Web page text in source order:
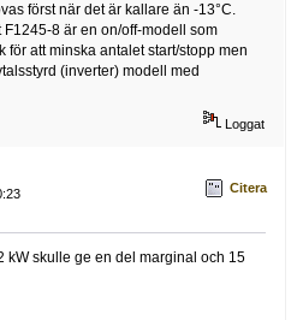
först när det är kallare än -13°C.
8 är en on/off-modell som
att minska antalet start/stopp men
(inverter) modell med
Loggat
Citera
kW skulle ge en del marginal och 15